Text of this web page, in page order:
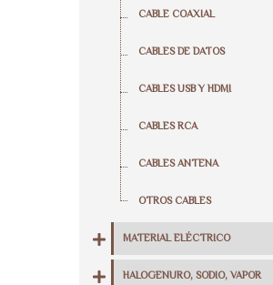
CABLE COAXIAL
CABLES DE DATOS
CABLES USB Y HDMI
CABLES RCA
CABLES ANTENA
OTROS CABLES
MATERIAL ELÉCTRICO
HALOGENURO, SODIO, VAPOR